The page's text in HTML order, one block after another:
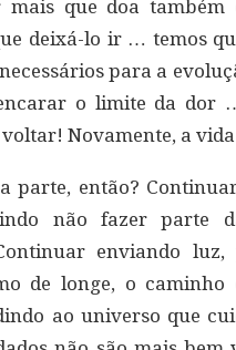
mais que doa também
deixá-lo ir … temos
para a
o limite da dor
Novamente, a
parte, então?
não fazer parte
enviando luz,
de longe, o caminho
ao universo que